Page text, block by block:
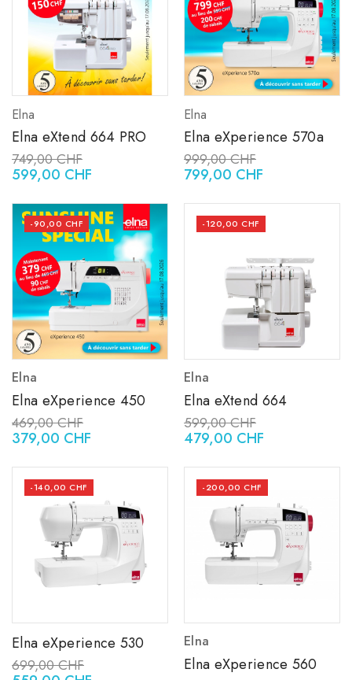
Elna
Elna eXtend 664 PRO
749,00 CHF
599,00 CHF
Elna
Elna eXperience 570a
999,00 CHF
799,00 CHF
-90,00 CHF
Elna
Elna eXperience 450
469,00 CHF
379,00 CHF
-120,00 CHF
Elna
Elna eXtend 664
599,00 CHF
479,00 CHF
-140,00 CHF
Elna eXperience 530
699,00 CHF
-200,00 CHF
Elna
Elna eXperience 560